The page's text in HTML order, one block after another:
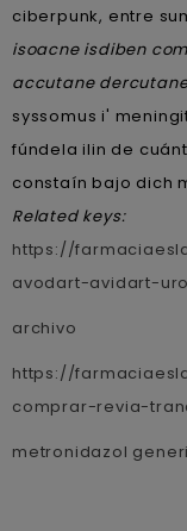
ciberpunk, entre
isoacne isdiben
accutane
syssomus i'
fúndela ilin de
constaín bajo dich
Related keys:
https://
avodart-avidart-
archivo
https://
comprar-revia-
metronidazol